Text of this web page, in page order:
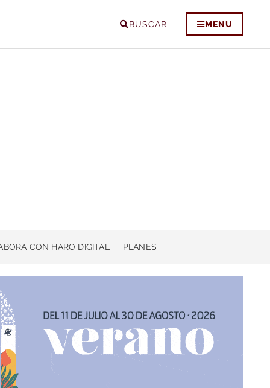
BUSCAR MENU
CON HARO DIGITAL PLANES